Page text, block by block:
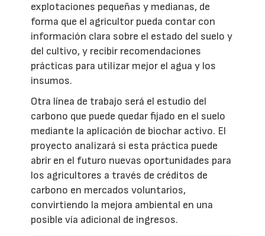
explotaciones pequeñas y medianas, de
forma que el agricultor pueda contar con
información clara sobre el estado del suelo y
del cultivo, y recibir recomendaciones
prácticas para utilizar mejor el agua y los
insumos.
Otra línea de trabajo será el estudio del
carbono que puede quedar fijado en el suelo
mediante la aplicación de biochar activo. El
proyecto analizará si esta práctica puede
abrir en el futuro nuevas oportunidades para
los agricultores a través de créditos de
carbono en mercados voluntarios,
convirtiendo la mejora ambiental en una
posible vía adicional de ingresos.